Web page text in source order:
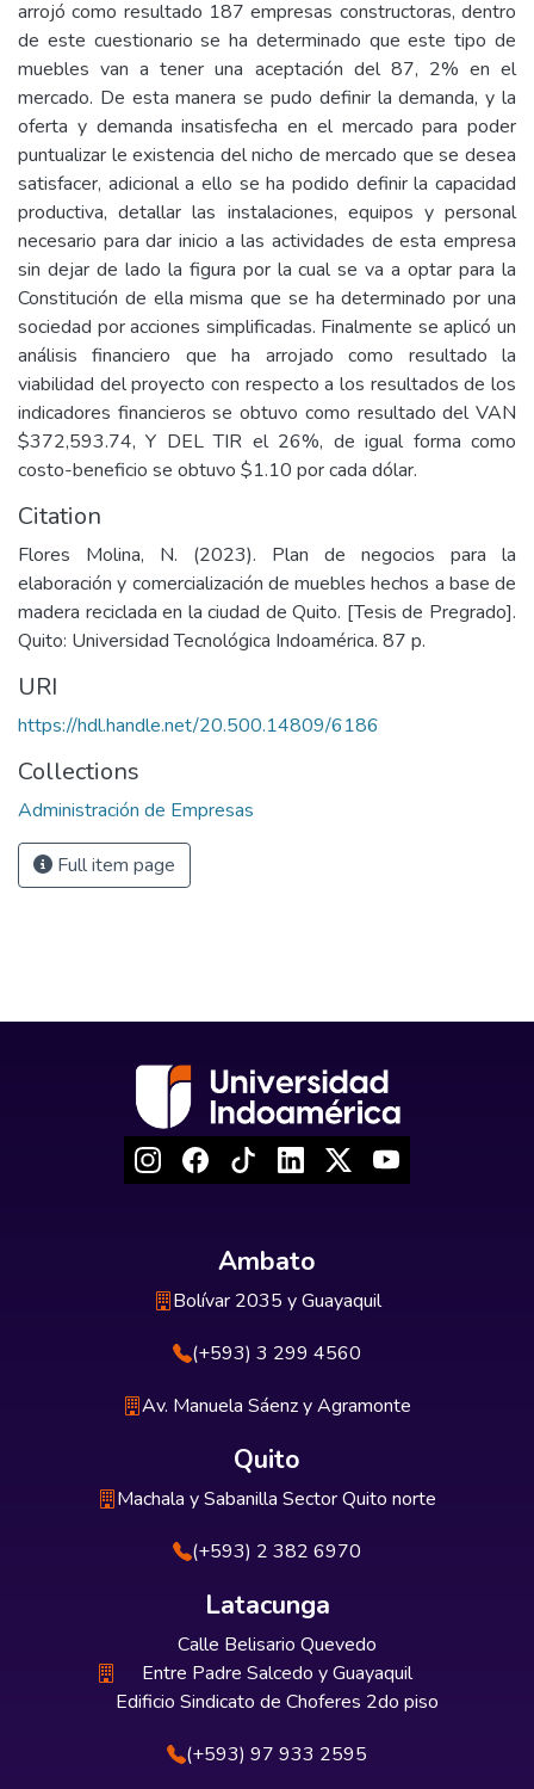
arrojó como resultado 187 empresas constructoras, dentro
de este cuestionario se ha determinado que este tipo de
muebles van a tener una aceptación del 87, 2% en el
mercado. De esta manera se pudo definir la demanda, y la
oferta y demanda insatisfecha en el mercado para poder
puntualizar le existencia del nicho de mercado que se desea
satisfacer, adicional a ello se ha podido definir la capacidad
productiva, detallar las instalaciones, equipos y personal
necesario para dar inicio a las actividades de esta empresa
sin dejar de lado la figura por la cual se va a optar para la
Constitución de ella misma que se ha determinado por una
sociedad por acciones simplificadas. Finalmente se aplicó un
análisis financiero que ha arrojado como resultado la
viabilidad del proyecto con respecto a los resultados de los
indicadores financieros se obtuvo como resultado del VAN
$372,593.74, Y DEL TIR el 26%, de igual forma como
costo-beneficio se obtuvo $1.10 por cada dólar.
Citation
Flores Molina, N. (2023). Plan de negocios para la
elaboración y comercialización de muebles hechos a base de
madera reciclada en la ciudad de Quito. [Tesis de Pregrado].
Quito: Universidad Tecnológica Indoamérica. 87 p.
URI
https://hdl.handle.net/20.500.14809/6186
Collections
Administración de Empresas
Full item page
Ambato
Bolívar 2035 y Guayaquil
(+593) 3 299 4560
Av. Manuela Sáenz y Agramonte
Quito
Machala y Sabanilla Sector Quito norte
(+593) 2 382 6970
Latacunga
Calle Belisario Quevedo
Entre Padre Salcedo y Guayaquil
Edificio Sindicato de Choferes 2do piso
(+593) 97 933 2595